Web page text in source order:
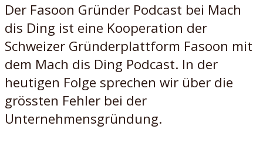
Der Fasoon Gründer Podcast bei Mach
dis Ding ist eine Kooperation der
Schweizer Gründerplattform Fasoon mit
dem Mach dis Ding Podcast. In der
heutigen Folge sprechen wir über die
grössten Fehler bei der
Unternehmensgründung.